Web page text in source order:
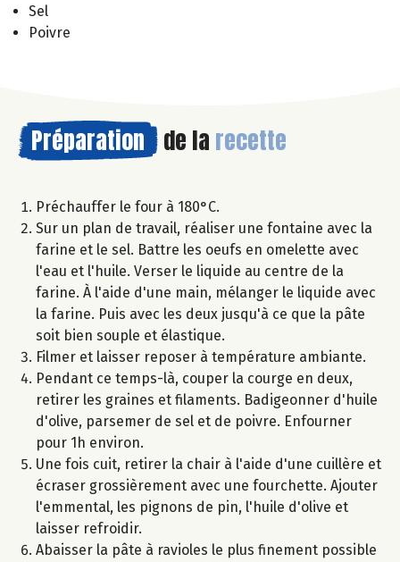
Sel
Poivre
Préparation de la recette
Préchauffer le four à 180°C.
Sur un plan de travail, réaliser une fontaine avec la
farine et le sel. Battre les oeufs en omelette avec
l'eau et l'huile. Verser le liquide au centre de la
farine. À l'aide d'une main, mélanger le liquide avec
la farine. Puis avec les deux jusqu'à ce que la pâte
soit bien souple et élastique.
Filmer et laisser reposer à température ambiante.
Pendant ce temps-là, couper la courge en deux,
retirer les graines et filaments. Badigeonner d'huile
d'olive, parsemer de sel et de poivre. Enfourner
pour 1h environ.
Une fois cuit, retirer la chair à l'aide d'une cuillère et
écraser grossièrement avec une fourchette. Ajouter
l'emmental, les pignons de pin, l'huile d'olive et
laisser refroidir.
Abaisser la pâte à ravioles le plus finement possible